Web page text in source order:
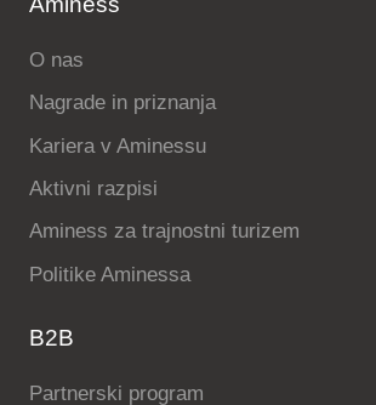
O nas
Nagrade in priznanja
Kariera v Aminessu
Aktivni razpisi
Aminess za trajnostni turizem
Politike Aminessa
B2B
Partnerski program